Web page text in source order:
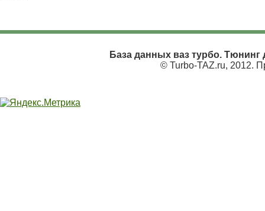
База данных ваз турбо. Тюнинг
© Turbo-TAZ.ru, 2012.